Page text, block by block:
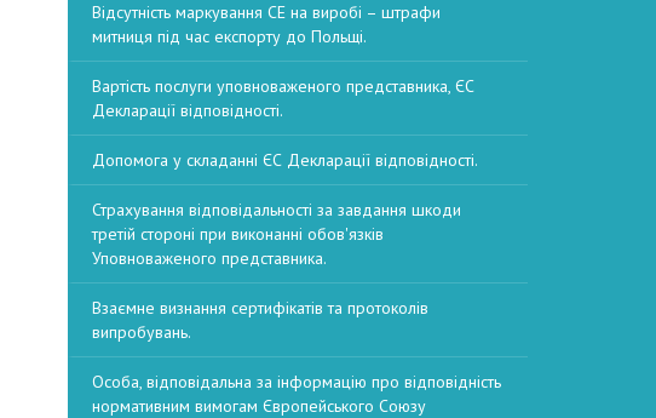
Відсутність маркування CE на виробі – штрафи
митниця під час експорту до Польщі.
Вартість послуги уповноваженого представника, ЄС
Декларації відповідності.
Допомога у складанні ЄС Декларації відповідності.
Страхування відповідальності за завдання шкоди
третій стороні при виконанні обов'язків
Уповноваженого представника.
Взаємне визнання сертифікатів та протоколів
випробувань.
Особа, відповідальна за інформацію про відповідність
нормативним вимогам Європейського Союзу